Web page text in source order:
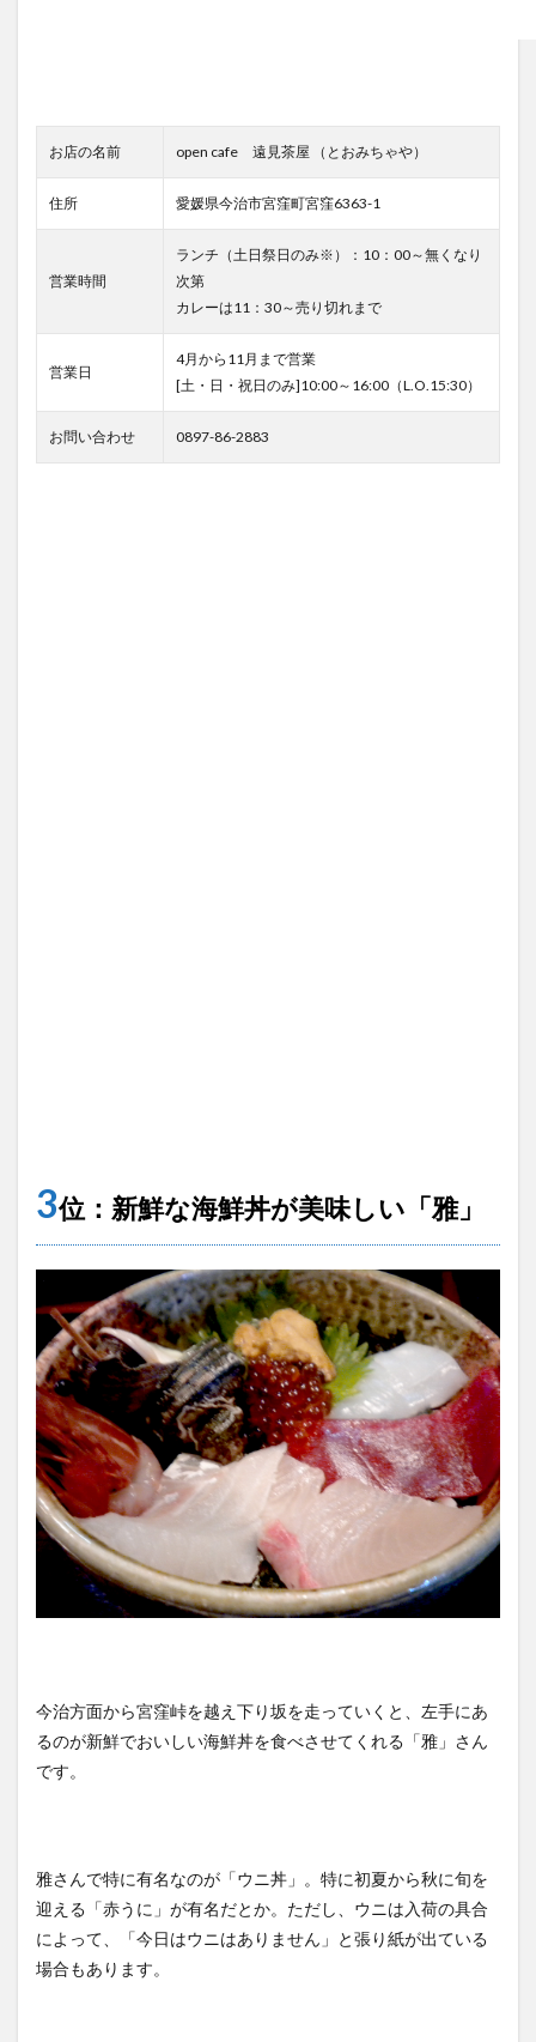
お店の名前 open cafe 遠見茶屋 （とおみちゃや）
住所 愛媛県今治市宮窪町宮窪6363-1
営業時間
ランチ（土日祭日のみ※）：10：00～無くなり
次第
カレーは11：30～売り切れまで
営業日
4月から11月まで営業
[土・日・祝日のみ]10:00～16:00（L.O.15:30）
お問い合わせ 0897-86-2883
3位：新鮮な海鮮丼が美味しい「雅」
今治方面から宮窪峠を越え下り坂を走っていくと、左手にあ
るのが新鮮でおいしい海鮮丼を食べさせてくれる「雅」さん
です。
雅さんで特に有名なのが「ウニ丼」。特に初夏から秋に旬を
迎える「赤うに」が有名だとか。ただし、ウニは入荷の具合
によって、「今日はウニはありません」と張り紙が出ている
場合もあります。